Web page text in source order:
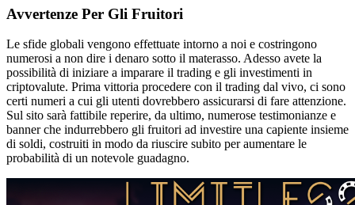
Avvertenze Per Gli Fruitori
Le sfide globali vengono effettuate intorno a noi e costringono
numerosi a non dire i denaro sotto il materasso. Adesso avete la
possibilità di iniziare a imparare il trading e gli investimenti in
criptovalute. Prima vittoria procedere con il trading dal vivo, ci sono
certi numeri a cui gli utenti dovrebbero assicurarsi di fare attenzione.
Sul sito sarà fattibile reperire, da ultimo, numerose testimonianze e
banner che indurrebbero gli fruitori ad investire una capiente insieme
di soldi, costruiti in modo da riuscire subito per aumentare le
probabilità di un notevole guadagno.